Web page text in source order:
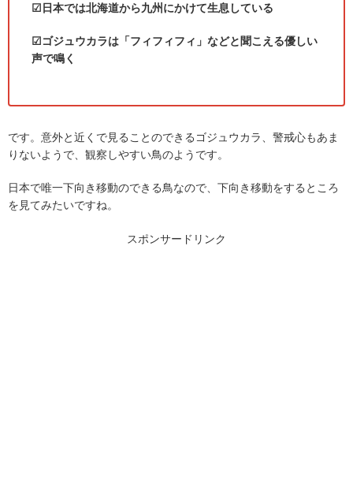
☑日本では北海道から九州にかけて生息している
☑ゴジュウカラは「フィフィフィ」などと聞こえる優しい
声で鳴く
です。意外と近くで見ることのできるゴジュウカラ、警戒心もあま
りないようで、観察しやすい鳥のようです。
日本で唯一下向き移動のできる鳥なので、下向き移動をするところ
を見てみたいですね。
スポンサードリンク